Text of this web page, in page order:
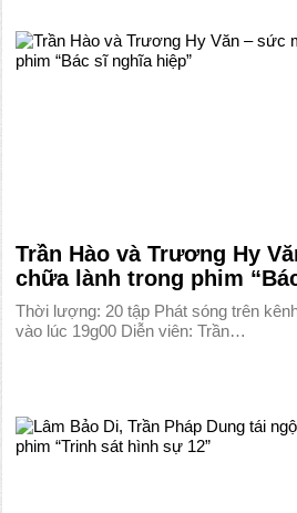
Trần Hào và Trương Hy
chữa lành trong phim
Thời lượng: 20 tập Phát sóng trên
vào lúc 19g00 Diễn viên: Trần…